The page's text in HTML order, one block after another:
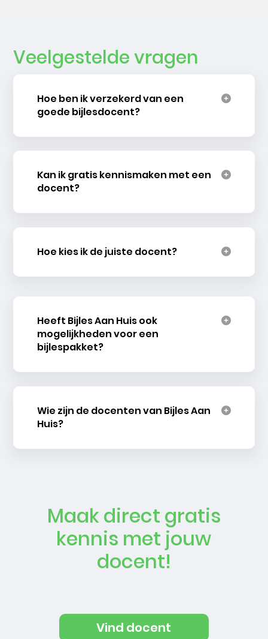
Veelgestelde vragen
Hoe ben ik verzekerd van een
goede bijlesdocent?
Kan ik gratis kennismaken met een
docent?
Hoe kies ik de juiste docent?
Heeft Bijles Aan Huis ook
mogelijkheden voor een
bijlespakket?
Wie zijn de docenten van Bijles Aan
Huis?
Maak direct gratis
kennis met jouw
docent!
Vind docent